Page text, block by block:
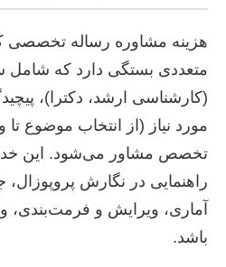
هزینه مشاوره رساله تخصصی
متعددی بستگی دارد که
(کارشناسی ارشد، دکترا)،
مورد نیاز (از انتخاب موضوع تا
تخصص مشاور می‌شود. این
راهنمایی در نگارش پروپوزال،
آماری، ویرایش و فرمت‌بندی،
باشد.